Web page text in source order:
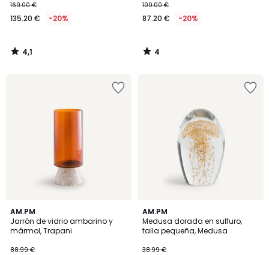
169.00 €
135.20 € -20%
4,1
/
109.00 €
87.20 € -20%
4
/
AM.PM
Jarrón de vidrio ambarino y
mármol, Trapani
88.99 €
4,6
/ 5
AM.PM
Medusa dorada en sulfuro,
talla pequeña, Medusa
38.99 €
4,6
/ 5